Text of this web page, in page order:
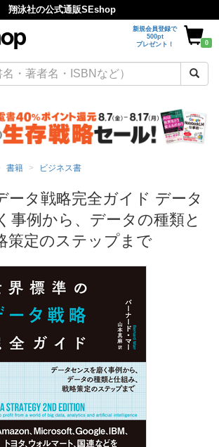
翔泳社の公式通販SEshop
新規会員登録で
500pt
プレゼント！
0
書籍 ビジネス書
ータ戦略完全ガイド データ
事例から、データの種類と
策定のステップまで